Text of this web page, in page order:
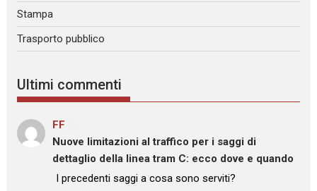
Stampa
Trasporto pubblico
Ultimi commenti
FF
Nuove limitazioni al traffico per i saggi di
dettaglio della linea tram C: ecco dove e quando
: “I precedenti saggi a cosa sono serviti?